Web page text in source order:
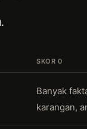
SKOR 0
Banyak
karangan,